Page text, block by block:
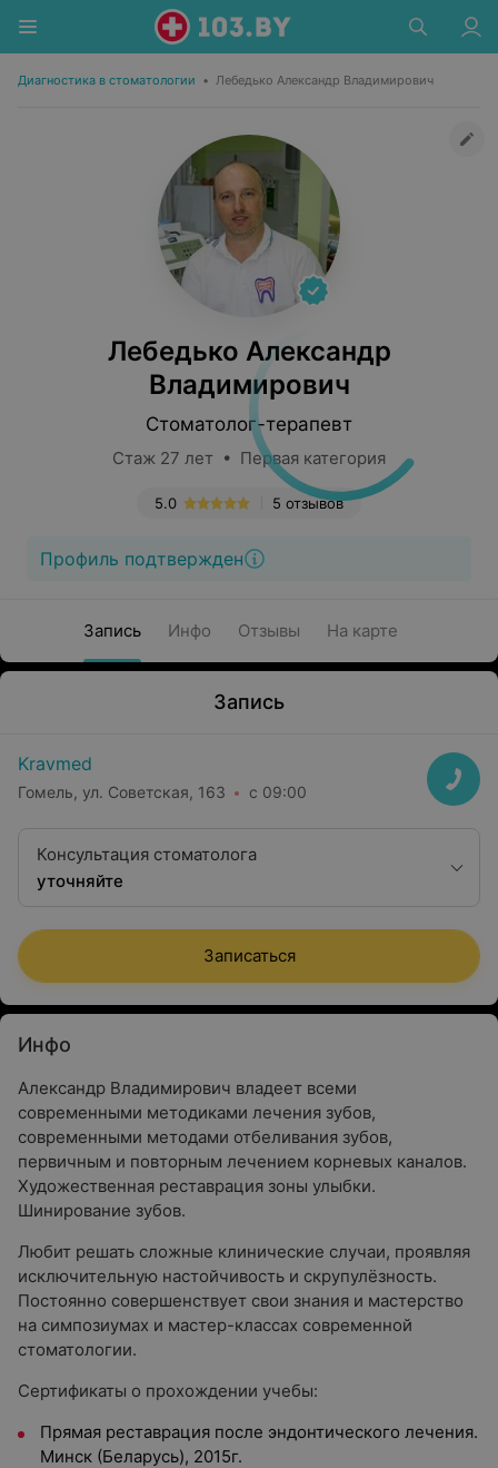
Диагностика в стоматологии • Лебедько Александр Владимирович
Лебедько Александр
Владимирович
Стоматолог-терапевт
Стаж 27 лет • Первая категория
5 отзывов
5.0
Профиль подтвержден
Запись Инфо Отзывы На карте
Запись
Kravmed
Гомель, ул. Советская, 163 с 09:00
Консультация стоматолога
уточняйте
Записаться
Инфо
Александр Владимирович владеет всеми
современными методиками лечения зубов,
современными методами отбеливания зубов,
первичным и повторным лечением корневых каналов.
Художественная реставрация зоны улыбки.
Шинирование зубов.
Любит решать сложные клинические случаи, проявляя
исключительную настойчивость и скрупулёзность.
Постоянно совершенствует свои знания и мастерство
на симпозиумах и мастер-классах современной
стоматологии.
Сертификаты о прохождении учебы:
Прямая реставрация после эндонтического лечения.
Минск (Беларусь), 2015г.